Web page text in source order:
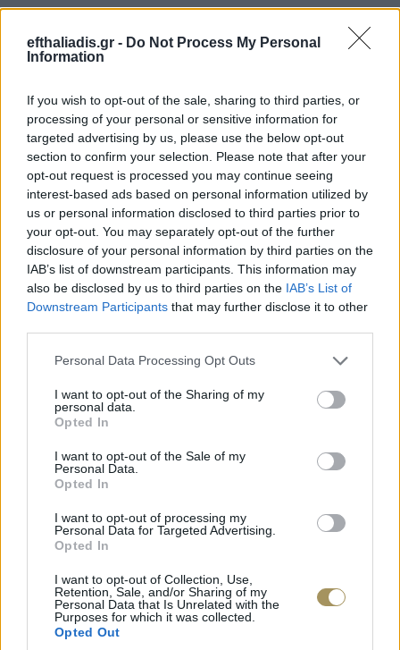
efthaliadis.gr - Do Not Process My Personal
Information
If you wish to opt-out of the sale, sharing to third parties, or
processing of your personal or sensitive information for
targeted advertising by us, please use the below opt-out
section to confirm your selection. Please note that after your
opt-out request is processed you may continue seeing
interest-based ads based on personal information utilized by
us or personal information disclosed to third parties prior to
your opt-out. You may separately opt-out of the further
disclosure of your personal information by third parties on the
IAB’s list of downstream participants. This information may
also be disclosed by us to third parties on the IAB’s List of
Downstream Participants that may further disclose it to other
Personal Data Processing Opt Outs
I want to opt-out of the Sharing of my
personal data.
Opted In
I want to opt-out of the Sale of my
Personal Data.
Opted In
I want to opt-out of processing my
Personal Data for Targeted Advertising.
Opted In
I want to opt-out of Collection, Use,
Retention, Sale, and/or Sharing of my
Personal Data that Is Unrelated with the
Purposes for which it was collected.
Opted Out
Επιλογές Που Ταιριάζουν
Εδώ θα βρείτε τις κορυφαίες επιλογές που ξεχωρίζουν για
το μοναδικό τους στυλ και την εξαιρετική τους ποιότητα.
ΑΝΟΞΕΊΔΩΤΟ ΑΤΣΆΛΙ -10%
134€